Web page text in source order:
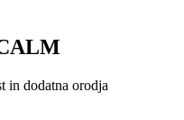
in dodatna orodja